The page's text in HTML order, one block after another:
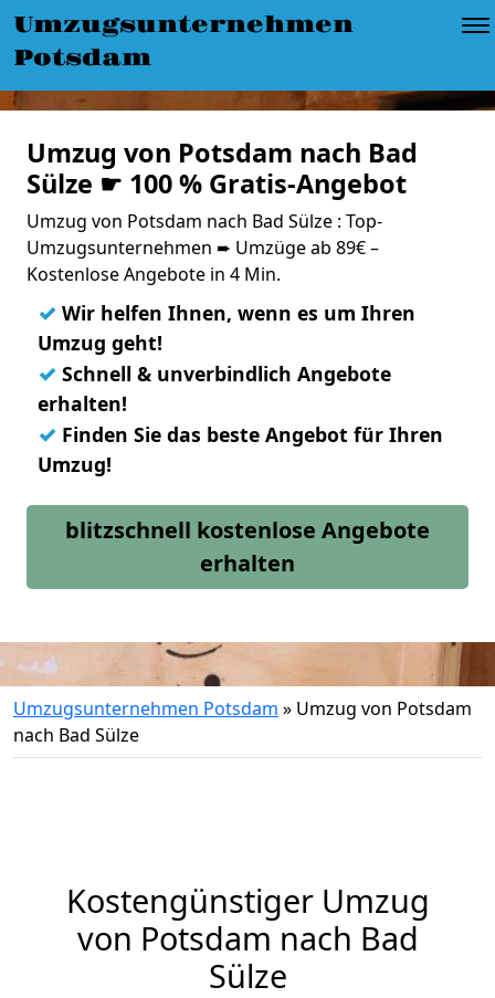
Umzugsunternehmen
Potsdam
Umzug von Potsdam nach Bad
Sülze ☛ 100 % Gratis-Angebot
Umzug von Potsdam nach Bad Sülze : Top-
Umzugsunternehmen ➨ Umzüge ab 89€ –
Kostenlose Angebote in 4 Min.
✓ Wir helfen Ihnen, wenn es um Ihren
Umzug geht!
✓ Schnell & unverbindlich Angebote
erhalten!
✓ Finden Sie das beste Angebot für Ihren
Umzug!
blitzschnell kostenlose Angebote
erhalten
Umzugsunternehmen Potsdam » Umzug von Potsdam
nach Bad Sülze
Kostengünstiger Umzug
von Potsdam nach Bad
Sülze